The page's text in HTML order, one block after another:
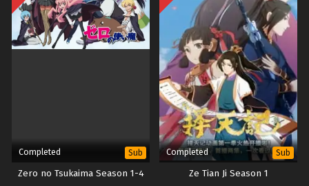
Completed Sub
Zero no Tsukaima Season 1-4
Completed Sub
Ze Tian Ji Season 1